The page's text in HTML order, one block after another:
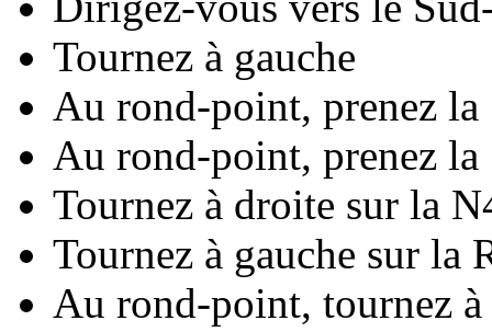
Tournez à gauche
Au rond-point, prenez la
Au rond-point, prenez
Tournez à droite sur la
Tournez à gauche sur
Au rond-point, tournez